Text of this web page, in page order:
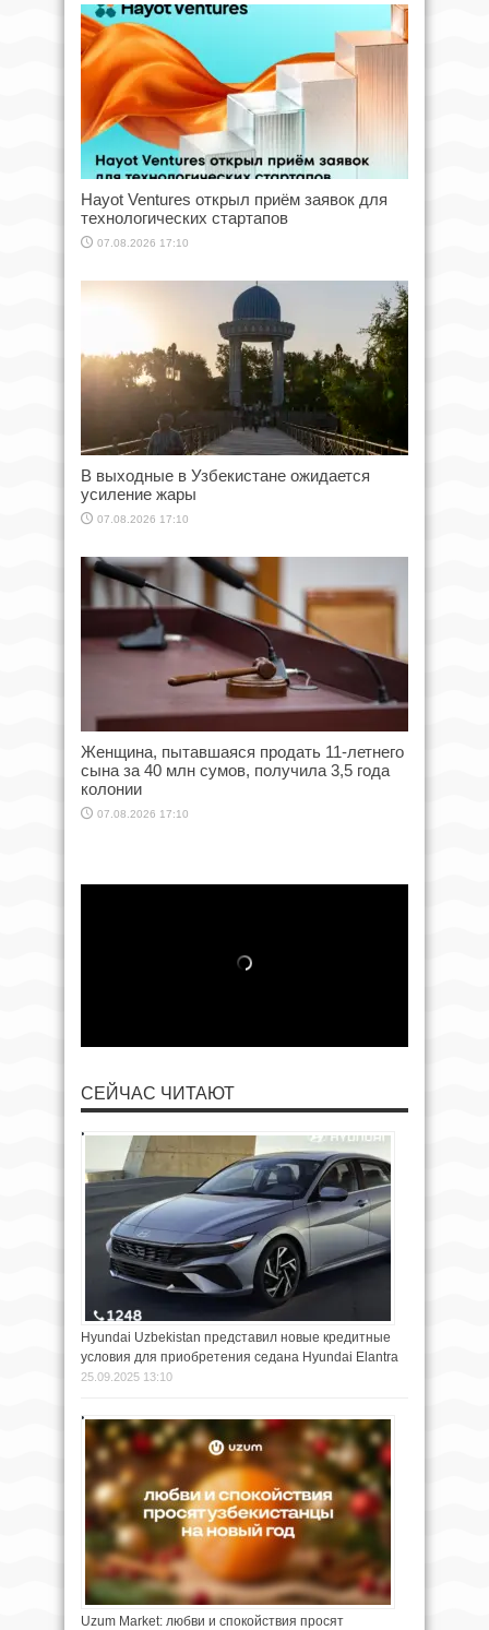
Hayot Ventures открыл приём заявок для
технологических стартапов
07.08.2026 17:10
В выходные в Узбекистане ожидается
усиление жары
07.08.2026 17:10
Женщина, пытавшаяся продать 11-летнего
сына за 40 млн сумов, получила 3,5 года
колонии
07.08.2026 17:10
СЕЙЧАС ЧИТАЮТ
Hyundai Uzbekistan представил новые кредитные
условия для приобретения седана Hyundai Elantra
25.09.2025 13:10
Uzum Market: любви и спокойствия просят